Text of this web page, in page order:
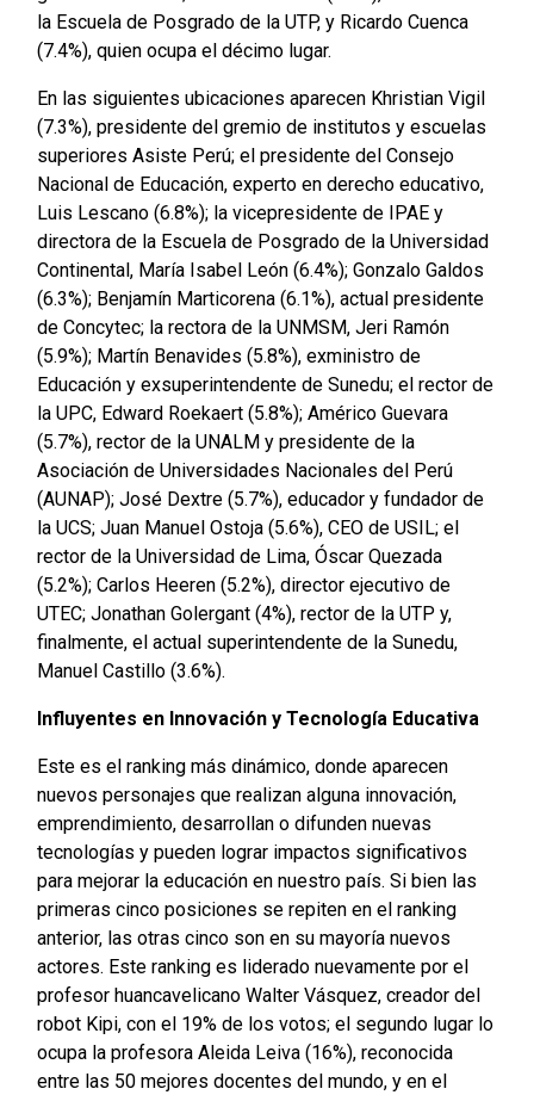
la Escuela de Posgrado de la UTP, y Ricardo Cuenca
(7.4%), quien ocupa el décimo lugar.
En las siguientes ubicaciones aparecen Khristian Vigil
(7.3%), presidente del gremio de institutos y escuelas
superiores Asiste Perú; el presidente del Consejo
Nacional de Educación, experto en derecho educativo,
Luis Lescano (6.8%); la vicepresidente de IPAE y
directora de la Escuela de Posgrado de la Universidad
Continental, María Isabel León (6.4%); Gonzalo Galdos
(6.3%); Benjamín Marticorena (6.1%), actual presidente
de Concytec; la rectora de la UNMSM, Jeri Ramón
(5.9%); Martín Benavides (5.8%), exministro de
Educación y exsuperintendente de Sunedu; el rector de
la UPC, Edward Roekaert (5.8%); Américo Guevara
(5.7%), rector de la UNALM y presidente de la
Asociación de Universidades Nacionales del Perú
(AUNAP); José Dextre (5.7%), educador y fundador de
la UCS; Juan Manuel Ostoja (5.6%), CEO de USIL; el
rector de la Universidad de Lima, Óscar Quezada
(5.2%); Carlos Heeren (5.2%), director ejecutivo de
UTEC; Jonathan Golergant (4%), rector de la UTP y,
finalmente, el actual superintendente de la Sunedu,
Manuel Castillo (3.6%).
Influyentes en Innovación y Tecnología Educativa
Este es el ranking más dinámico, donde aparecen
nuevos personajes que realizan alguna innovación,
emprendimiento, desarrollan o difunden nuevas
tecnologías y pueden lograr impactos significativos
para mejorar la educación en nuestro país. Si bien las
primeras cinco posiciones se repiten en el ranking
anterior, las otras cinco son en su mayoría nuevos
actores. Este ranking es liderado nuevamente por el
profesor huancavelicano Walter Vásquez, creador del
robot Kipi, con el 19% de los votos; el segundo lugar lo
ocupa la profesora Aleida Leiva (16%), reconocida
entre las 50 mejores docentes del mundo, y en el